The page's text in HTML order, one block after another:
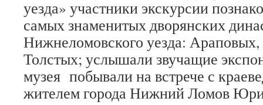
уезда» участники экскурсии
самых знаменитых дворянских
Нижнеломовского уезда:
Толстых; услышали звучащие
музея побывали на встрече с
жителем города Нижний Ломов